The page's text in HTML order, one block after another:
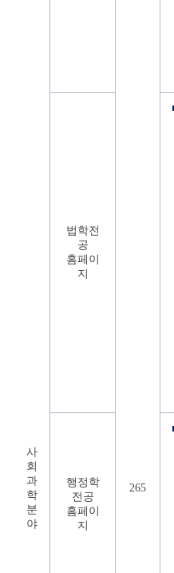
사
회
과
학
분
야
265
법학전
공
홈페이
지
행정학
전공
홈페이
지